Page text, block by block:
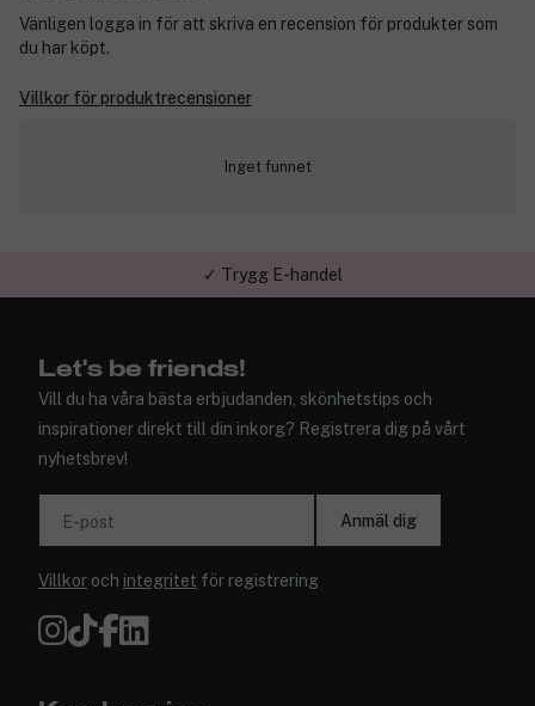
Vänligen logga in för att skriva en recension för produkter som
du har köpt.
Villkor för produktrecensioner
Inget funnet
✓ Trygg E-handel
Let's be friends!
Vill du ha våra bästa erbjudanden, skönhetstips och
inspirationer direkt till din inkorg? Registrera dig på vårt
nyhetsbrev!
E-post Anmäl dig
Villkor och integritet för registrering